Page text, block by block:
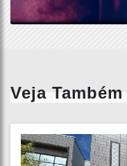
Veja Também